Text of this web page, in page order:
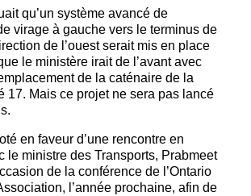
qu’un système avancé de
virage à gauche vers le terminus de
de l’ouest serait mis en place
le ministère irait de l’avant avec
de la caténaire de la
17. Mais ce projet ne sera pas lancé
en faveur d’une rencontre en
le ministre des Transports, Prabmeet
de la conférence de l’Ontario
l’année prochaine, afin de